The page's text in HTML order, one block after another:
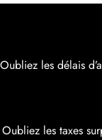
Oubliez les délais
Oubliez les taxes